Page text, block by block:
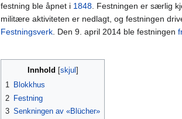
festning ble åpnet i 1848. Festningen er særlig
militære aktiviteten er nedlagt, og festningen
Festningsverk. Den 9. april 2014 ble festningen
Innhold
1 Blokkhus
2 Festning
3 Senkningen av «Blücher»